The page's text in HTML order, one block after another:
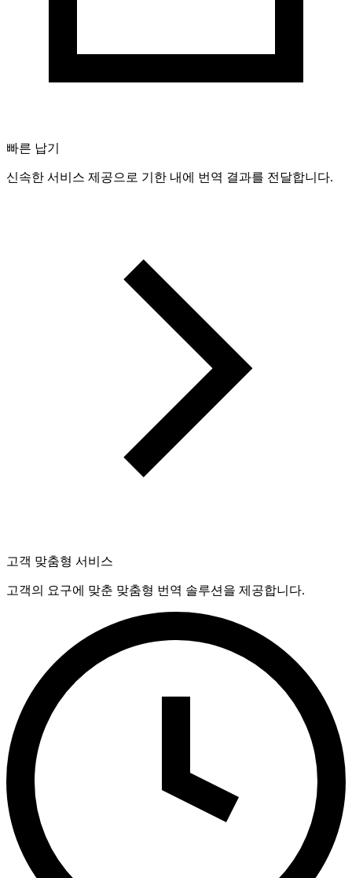
빠른 납기
신속한 서비스 제공으로 기한 내에 번역 결과를 전달합니다.
고객 맞춤형 서비스
고객의 요구에 맞춘 맞춤형 번역 솔루션을 제공합니다.